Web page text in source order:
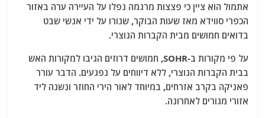
אתמול הוא ציין כי פצצות מרגמה נפלו על העיירה ערה באזור
הכפרי סווידא מאז שעות הבוקר, שנורו על ידי אנשי שבט
בדואים חמושים מבית הקברות הנוצרי.
על פי מקורות ב-SOHR, חמושים דרוזים הגיבו למקורות האש
בבית הקברות הנוצרי, ללא דיווחים על נפגעים. הדבר עורר
פאניקה בקרב אזרחים, במיוחד לאור הירי החוזר ונשנה ליד
אזורי מגורים לאחרונה.